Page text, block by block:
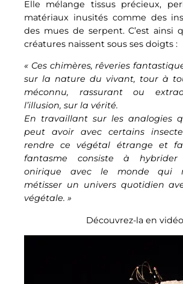
Elle mélange tissus précieux,
matériaux inusités comme des
des mues de serpent. C’est ainsi
créatures naissent sous ses doigts :
« Ces chimères, rêveries
sur la nature du vivant, tour à
méconnu, rassurant ou
l’illusion, sur la vérité.
En travaillant sur les analogies
peut avoir avec certains
rendre ce végétal étrange et
fantasme consiste à
onirique avec le monde qui
métisser un univers quotidien
végétale. »
Découvrez-la en vidéo